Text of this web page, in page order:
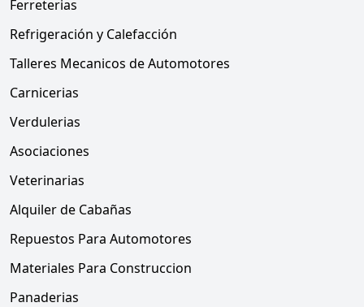
Ferreterias
Refrigeración y Calefacción
Talleres Mecanicos de Automotores
Carnicerias
Verdulerias
Asociaciones
Veterinarias
Alquiler de Cabañas
Repuestos Para Automotores
Materiales Para Construccion
Panaderias